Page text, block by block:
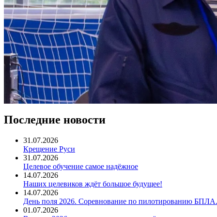
Последние новости
31.07.2026
Крещение Руси
31.07.2026
Целевое обучение самое надёжное
14.07.2026
Наших целевиков ждёт большое будущее!
14.07.2026
День поля 2026. Соревнование по пилотированию БПЛА.
01.07.2026